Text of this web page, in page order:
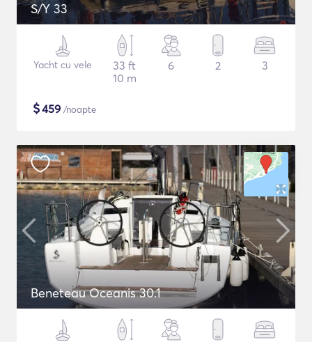
S/Y 33
Yacht cu vele
33 ft
10 m
6 2 3
$459 /noapte
Beneteau Oceanis 30.1